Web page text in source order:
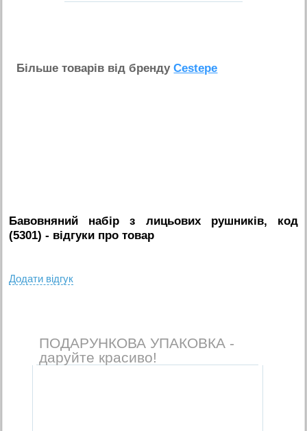
Бiльше товарiв вiд брендуCestepe
Бавовняний набір з лицьових рушників, код
(5301) - вiдгуки про товар
Додати вiдгук
ПОДАРУНКОВА УПАКОВКА -
даруйте красиво!